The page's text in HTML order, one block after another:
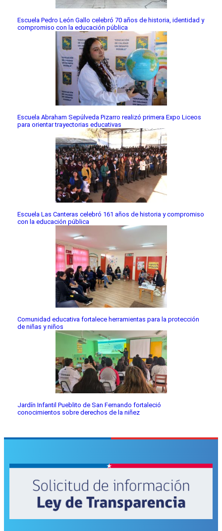
Escuela Pedro León Gallo celebró 70 años de historia, identidad y
compromiso con la educación pública
Escuela Abraham Sepúlveda Pizarro realizó primera Expo Liceos
para orientar trayectorias educativas
Escuela Las Canteras celebró 161 años de historia y compromiso
con la educación pública
Comunidad educativa fortalece herramientas para la protección
de niñas y niños
Jardín Infantil Pueblito de San Fernando fortaleció
conocimientos sobre derechos de la niñez